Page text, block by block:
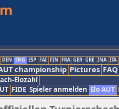
DEN ENG ESP FAI FIN FRA GER GRE INA ITA
championship Pictures FAQ
Elozahl
FIDE Spieler anmelden Elo AUT